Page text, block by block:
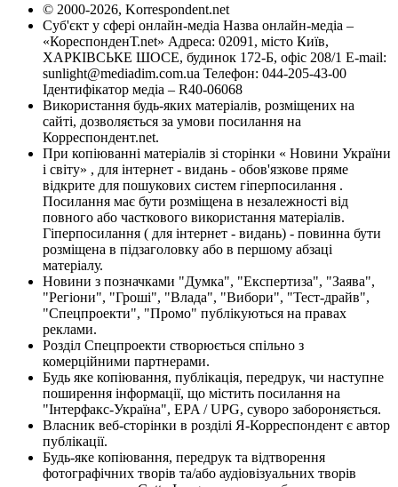
© 2000-2026, Korrespondent.net
Суб'єкт у сфері онлайн-медіа Назва онлайн-медіа –
«КореспонденТ.net» Адреса: 02091, місто Київ,
ХАРКІВСЬКЕ ШОСЕ, будинок 172-Б, офіс 208/1 E-mail:
sunlight@mediadim.com.ua Телефон: 044-205-43-00
Ідентифікатор медіа – R40-06068
Використання будь-яких матеріалів, розміщених на
сайті, дозволяється за умови посилання на
Корреспондент.net.
При копіюванні матеріалів зі сторінки « Новини України
і світу» , для інтернет - видань - обов'язкове пряме
відкрите для пошукових систем гіперпосилання .
Посилання має бути розміщена в незалежності від
повного або часткового використання матеріалів.
Гіперпосилання ( для інтернет - видань) - повинна бути
розміщена в підзаголовку або в першому абзаці
матеріалу.
Новини з позначками "Думка", "Експертиза", "Заява",
"Регіони", "Гроші", "Влада", "Вибори", "Тест-драйв",
"Спецпроекти", "Промо" публікуються на правах
реклами.
Розділ Спецпроекти створюється спільно з
комерційними партнерами.
Будь яке копіювання, публікація, передрук, чи наступне
поширення інформації, що містить посилання на
"Інтерфакс-Україна", EPA / UPG, суворо забороняється.
Власник веб-сторінки в розділі Я-Корреспондент є автор
публікації.
Будь-яке копіювання, передрук та відтворення
фотографічних творів та/або аудіовізуальних творів